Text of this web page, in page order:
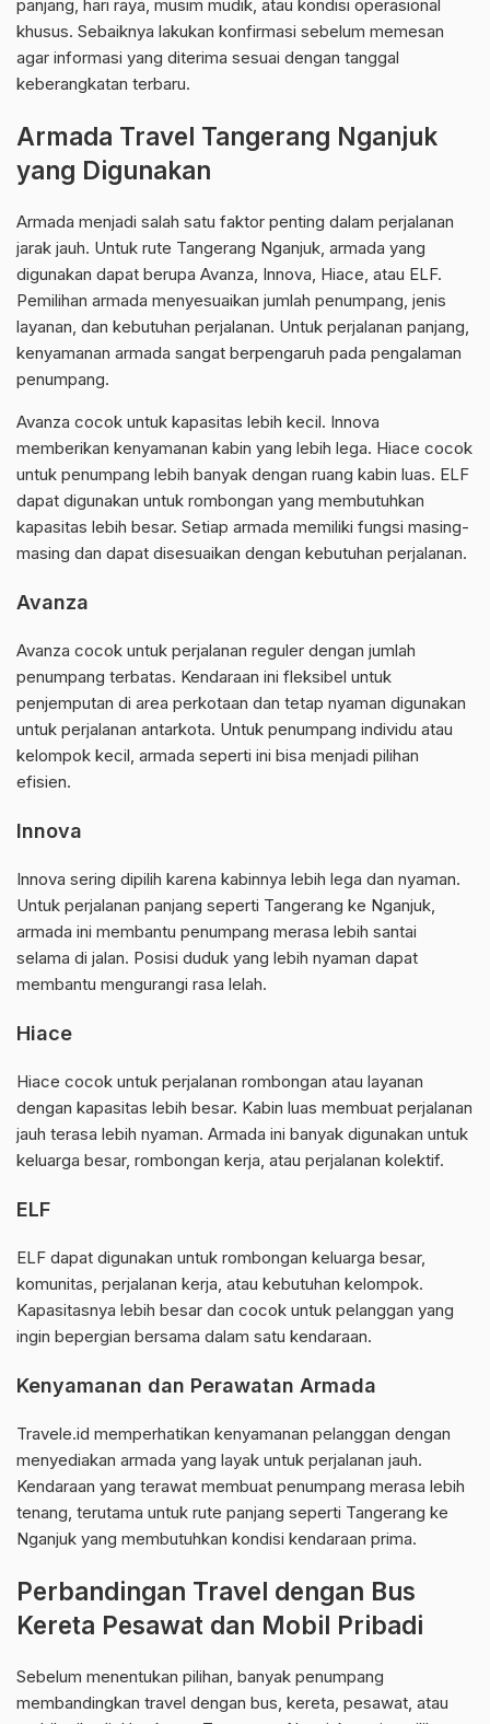
panjang, hari raya, musim mudik, atau kondisi operasional
khusus. Sebaiknya lakukan konfirmasi sebelum memesan
agar informasi yang diterima sesuai dengan tanggal
keberangkatan terbaru.
Armada Travel Tangerang Nganjuk
yang Digunakan
Armada menjadi salah satu faktor penting dalam perjalanan
jarak jauh. Untuk rute Tangerang Nganjuk, armada yang
digunakan dapat berupa Avanza, Innova, Hiace, atau ELF.
Pemilihan armada menyesuaikan jumlah penumpang, jenis
layanan, dan kebutuhan perjalanan. Untuk perjalanan panjang,
kenyamanan armada sangat berpengaruh pada pengalaman
penumpang.
Avanza cocok untuk kapasitas lebih kecil. Innova
memberikan kenyamanan kabin yang lebih lega. Hiace cocok
untuk penumpang lebih banyak dengan ruang kabin luas. ELF
dapat digunakan untuk rombongan yang membutuhkan
kapasitas lebih besar. Setiap armada memiliki fungsi masing-
masing dan dapat disesuaikan dengan kebutuhan perjalanan.
Avanza
Avanza cocok untuk perjalanan reguler dengan jumlah
penumpang terbatas. Kendaraan ini fleksibel untuk
penjemputan di area perkotaan dan tetap nyaman digunakan
untuk perjalanan antarkota. Untuk penumpang individu atau
kelompok kecil, armada seperti ini bisa menjadi pilihan
efisien.
Innova
Innova sering dipilih karena kabinnya lebih lega dan nyaman.
Untuk perjalanan panjang seperti Tangerang ke Nganjuk,
armada ini membantu penumpang merasa lebih santai
selama di jalan. Posisi duduk yang lebih nyaman dapat
membantu mengurangi rasa lelah.
Hiace
Hiace cocok untuk perjalanan rombongan atau layanan
dengan kapasitas lebih besar. Kabin luas membuat perjalanan
jauh terasa lebih nyaman. Armada ini banyak digunakan untuk
keluarga besar, rombongan kerja, atau perjalanan kolektif.
ELF
ELF dapat digunakan untuk rombongan keluarga besar,
komunitas, perjalanan kerja, atau kebutuhan kelompok.
Kapasitasnya lebih besar dan cocok untuk pelanggan yang
ingin bepergian bersama dalam satu kendaraan.
Kenyamanan dan Perawatan Armada
Travele.id memperhatikan kenyamanan pelanggan dengan
menyediakan armada yang layak untuk perjalanan jauh.
Kendaraan yang terawat membuat penumpang merasa lebih
tenang, terutama untuk rute panjang seperti Tangerang ke
Nganjuk yang membutuhkan kondisi kendaraan prima.
Perbandingan Travel dengan Bus
Kereta Pesawat dan Mobil Pribadi
Sebelum menentukan pilihan, banyak penumpang
membandingkan travel dengan bus, kereta, pesawat, atau